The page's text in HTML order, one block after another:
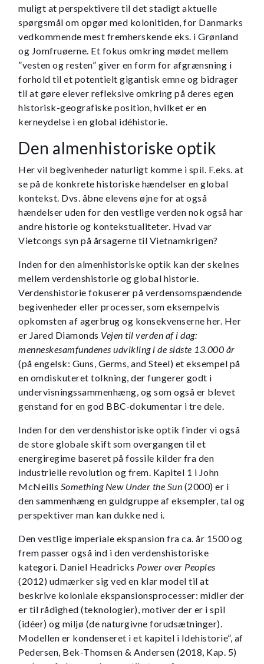
muligt at perspektivere til det stadigt aktuelle
spørgsmål om opgør med kolonitiden, for Danmarks
vedkommende mest fremherskende eks. i Grønland
og Jomfruøerne. Et fokus omkring mødet mellem
”vesten og resten” giver en form for afgrænsning i
forhold til et potentielt gigantisk emne og bidrager
til at gøre elever refleksive omkring på deres egen
historisk-geografiske position, hvilket er en
kerneydelse i en global idéhistorie.
Den almenhistoriske optik
Her vil begivenheder naturligt komme i spil. F.eks. at
se på de konkrete historiske hændelser en global
kontekst. Dvs. åbne elevens øjne for at også
hændelser uden for den vestlige verden nok også har
andre historie og kontekstualiteter. Hvad var
Vietcongs syn på årsagerne til Vietnamkrigen?
Inden for den almenhistoriske optik kan der skelnes
mellem verdenshistorie og global historie.
Verdenshistorie fokuserer på verdensomspændende
begivenheder eller processer, som eksempelvis
opkomsten af agerbrug og konsekvenserne her. Her
er Jared Diamonds Vejen til verden af i dag:
menneskesamfundenes udvikling i de sidste 13.000 år
(på engelsk: Guns, Germs, and Steel) et eksempel på
en omdiskuteret tolkning, der fungerer godt i
undervisningssammenhæng, og som også er blevet
genstand for en god BBC-dokumentar i tre dele.
Inden for den verdenshistoriske optik finder vi også
de store globale skift som overgangen til et
energiregime baseret på fossile kilder fra den
industrielle revolution og frem. Kapitel 1 i John
McNeills Something New Under the Sun (2000) er i
den sammenhæng en guldgruppe af eksempler, tal og
perspektiver man kan dukke ned i.
Den vestlige imperiale ekspansion fra ca. år 1500 og
frem passer også ind i den verdenshistoriske
kategori. Daniel Headricks Power over Peoples
(2012) udmærker sig ved en klar model til at
beskrive koloniale ekspansionsprocesser: midler der
er til rådighed (teknologier), motiver der er i spil
(idéer) og miljø (de naturgivne forudsætninger).
Modellen er kondenseret i et kapitel i Idehistorie”, af
Pedersen, Bek-Thomsen & Andersen (2018, Kap. 5)